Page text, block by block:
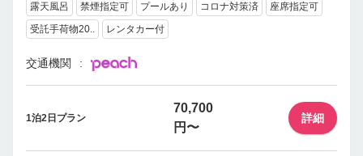
露天風呂
禁煙指定可 プールあり コロナ対策済
座席指定可
受託手荷物20..
レンタカー付
交通機関
1泊2日プラン
70,700
円〜
詳細